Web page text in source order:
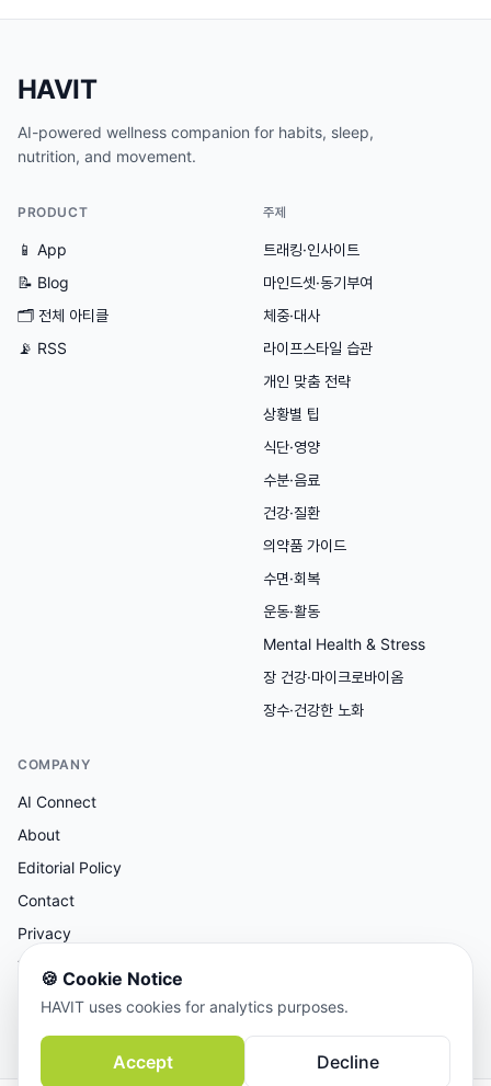
HAVIT
AI-powered wellness companion for habits, sleep,
nutrition, and movement.
PRODUCT
📱 App
📝 Blog
🗂 전체 아티클
📡 RSS
주제
트래킹·인사이트
마인드셋·동기부여
체중·대사
라이프스타일 습관
개인 맞춤 전략
상황별 팁
식단·영양
수분·음료
건강·질환
의약품 가이드
수면·회복
운동·활동
Mental Health & Stress
장 건강·마이크로바이옴
장수·건강한 노화
COMPANY
AI Connect
About
Editorial Policy
Contact
Privacy
Terms
AI 보조 리서치, 사람이 검토한 콘텐츠.
🍪 Cookie Notice
HAVIT uses cookies for analytics purposes.
Accept Decline